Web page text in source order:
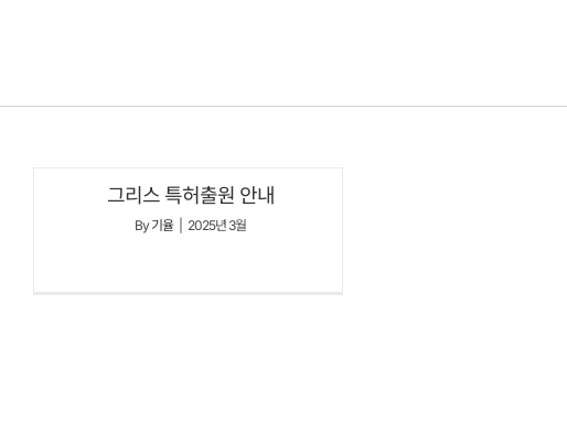
그리스 특허출원 안내
By기율 2025년 3월